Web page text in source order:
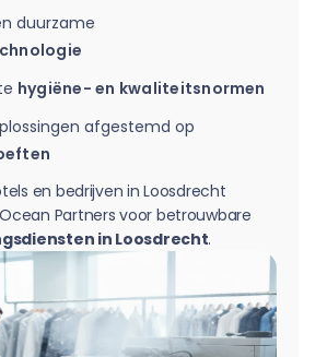
duurzame
hygiëne- en kwaliteitsnormen
afgestemd op
en bedrijven in Loosdrecht
Partners voor betrouwbare
in Loosdrecht.